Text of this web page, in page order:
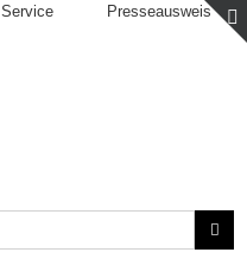
Service Presseausweis